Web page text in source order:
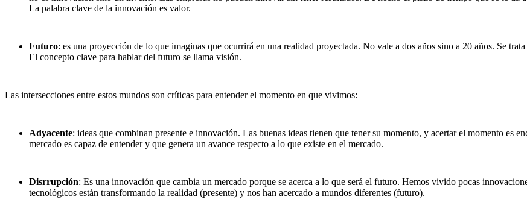
La palabra clave de la innovación es valor.
Futuro: es una proyección de lo que imaginas que ocurrirá en una realidad proyectada. No vale a dos años sino a 20 años. Se
El concepto clave para hablar del futuro se llama visión.
Las intersecciones entre estos mundos son críticas para entender el momento en que vivimos:
Adyacente: ideas que combinan presente e innovación. Las buenas ideas tienen que tener su momento, y acertar el momento es
mercado es capaz de entender y que genera un avance respecto a lo que existe en el mercado.
Disrrupción: Es una innovación que cambia un mercado porque se acerca a lo que será el futuro. Hemos vivido pocas
tecnológicos están transformando la realidad (presente) y nos han acercado a mundos diferentes (futuro).